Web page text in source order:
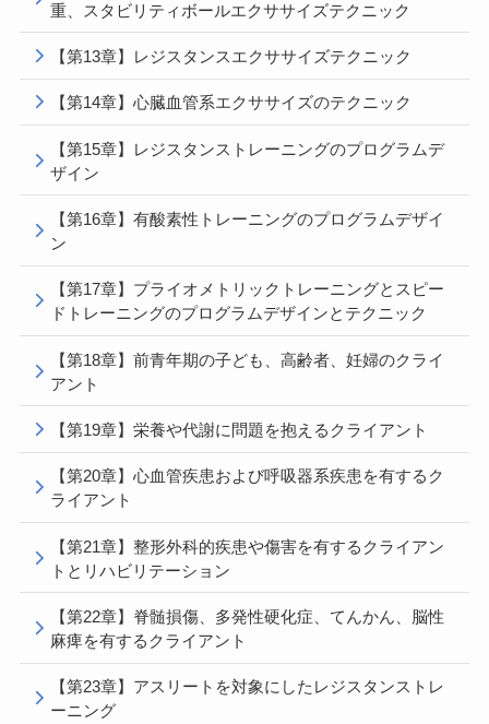
重、スタビリティボールエクササイズテクニック
【第13章】レジスタンスエクササイズテクニック
【第14章】心臓血管系エクササイズのテクニック
【第15章】レジスタンストレーニングのプログラムデ
ザイン
【第16章】有酸素性トレーニングのプログラムデザイ
ン
【第17章】プライオメトリックトレーニングとスピー
ドトレーニングのプログラムデザインとテクニック
【第18章】前青年期の子ども、高齢者、妊婦のクライ
アント
【第19章】栄養や代謝に問題を抱えるクライアント
【第20章】心血管疾患および呼吸器系疾患を有するク
ライアント
【第21章】整形外科的疾患や傷害を有するクライアン
トとリハビリテーション
【第22章】脊髄損傷、多発性硬化症、てんかん、脳性
麻痺を有するクライアント
【第23章】アスリートを対象にしたレジスタンストレ
ーニング